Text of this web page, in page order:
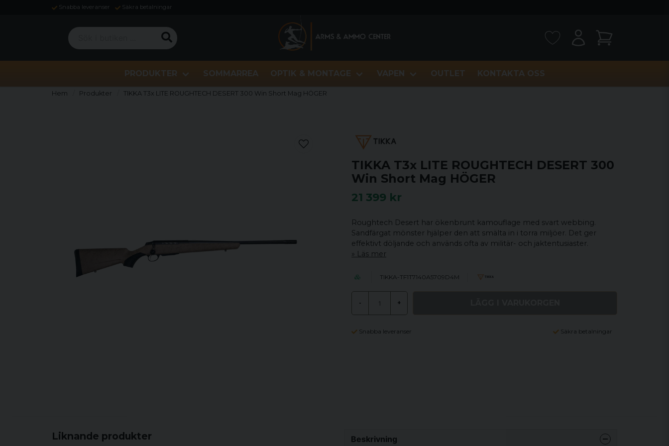
Snabba leveranser Säkra betalningar
Sök i butiken ...
PRODUKTER SOMMARREA OPTIK & MONTAGE VAPEN OUTLET KONTAKTA OSS
Hem Produkter TIKKA T3x LITE ROUGHTECH DESERT 300 Win Short Mag HÖGER
TIKKA T3x LITE ROUGHTECH DESERT 300
Win Short Mag HÖGER
21 399 kr
Roughtech Desert har ökenbrunt kamouflage med svart webbing.
Sandfärgat mönster hjälper den att smälta in i torra miljöer. Det ger
effektivt döljande och används ofta av militär- och jaktentusiaster.
Läs mer
TIKKA-TF1T7140A5709D4M
- +
Snabba leveranser Säkra betalningar
Liknande produkter Beskrivning